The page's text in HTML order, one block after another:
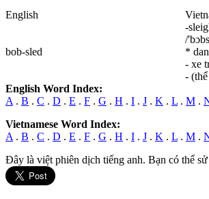
English
bob-sled
-
/
*
- xe
-
English Word Index:
A . B . C . D . E . F . G . H . I . J . K . L . M .
Vietnamese Word Index:
A . B . C . D . E . F . G . H . I . J . K . L . M .
Đây là việt phiên dịch tiếng anh. Bạn có thể